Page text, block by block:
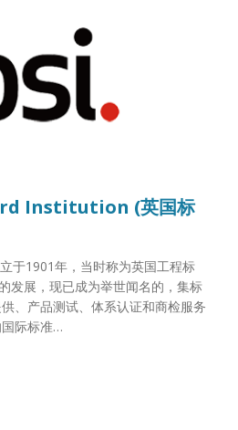
Institution (英国标
于1901年，当时称为英国工程标
发展，现已成为举世闻名的，集标
、产品测试、体系认证和商检服务
际标准…